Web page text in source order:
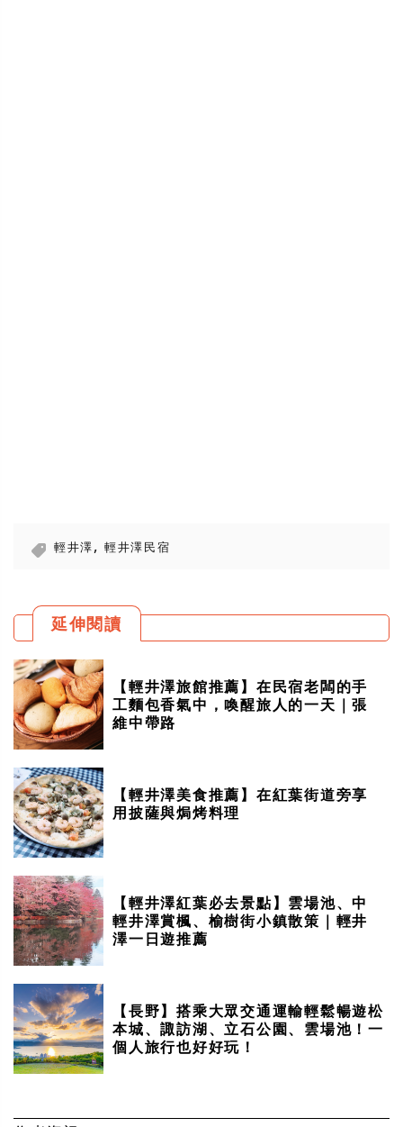
輕井澤, 輕井澤民宿
延伸閱讀
【輕井澤旅館推薦】在民宿老闆的手
工麵包香氣中，喚醒旅人的一天｜張
維中帶路
【輕井澤美食推薦】在紅葉街道旁享
用披薩與焗烤料理
【輕井澤紅葉必去景點】雲場池、中
輕井澤賞楓、榆樹街小鎮散策｜輕井
澤一日遊推薦
【長野】搭乘大眾交通運輸輕鬆暢遊松
本城、諏訪湖、立石公園、雲場池！一
個人旅行也好好玩！